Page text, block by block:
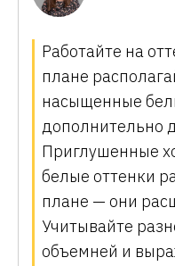
Работайте на
плане
насыщенные
дополнительно
Приглушенные
белые оттенки
плане — они
Учитывайте
объемней и